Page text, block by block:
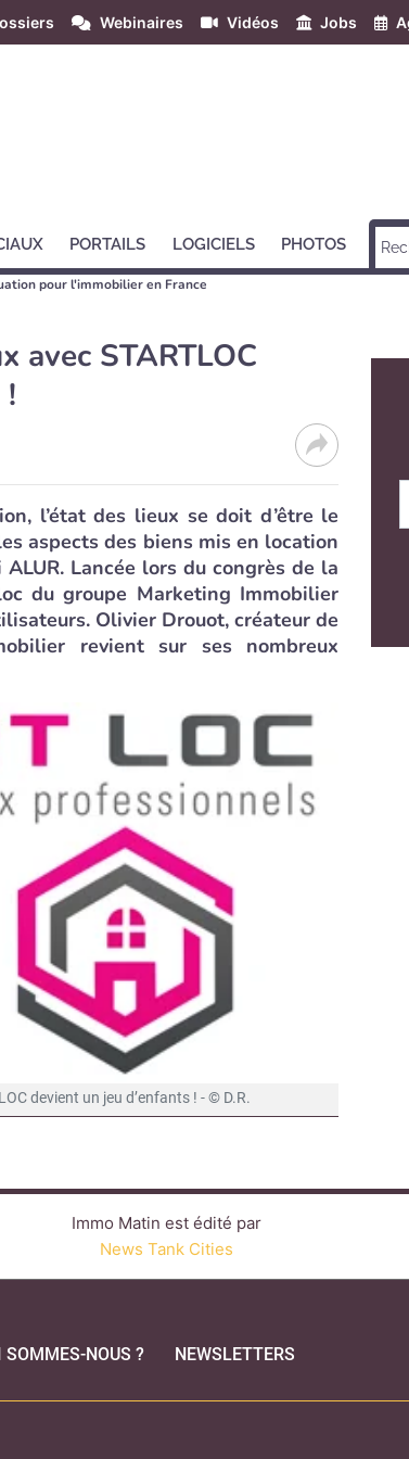
Webinaires Vidéos Jobs
PORTAILS LOGICIELS PHOTOS
pour l'immobilier en France
avec STARTLOC
l’état des lieux se doit d’être le
aspects des biens mis en location
Lancée lors du congrès de la
du groupe Marketing Immobilier
Olivier Drouot, créateur de
revient sur ses nombreux
devient un jeu d’enfants ! - © D.R.
Immo Matin est édité par
News Tank Cities
SOMMES-NOUS ? NEWSLETTERS